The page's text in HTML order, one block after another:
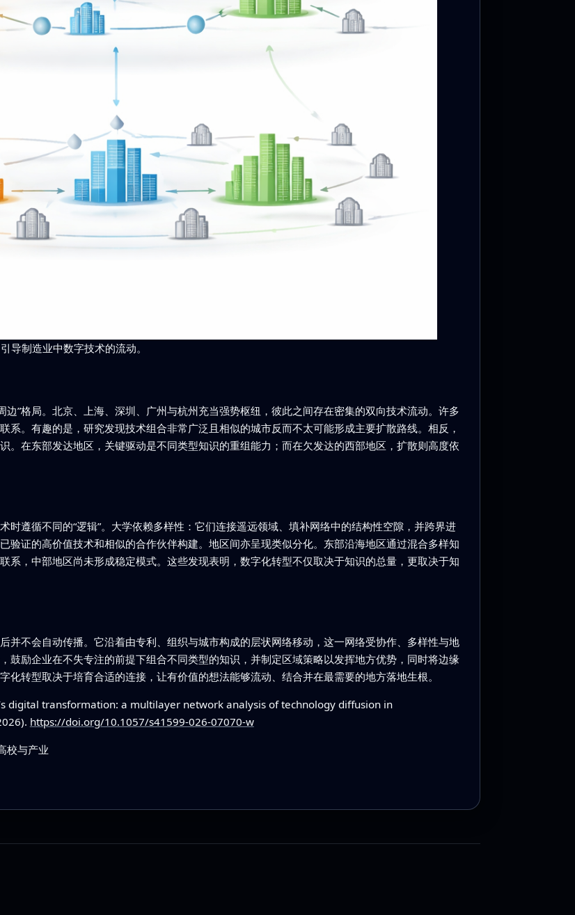
导制造业中数字技术的流动。
”格局。北京、上海、深圳、广州与杭州充当强势枢纽，彼此之间存在密集的双向技术流动。许多
系。有趣的是，研究发现技术组合非常广泛且相似的城市反而不太可能形成主要扩散路线。相反，
。在东部发达地区，关键驱动是不同类型知识的重组能力；而在欠发达的西部地区，扩散则高度依
时遵循不同的“逻辑”。大学依赖多样性：它们连接遥远领域、填补网络中的结构性空隙，并跨界进
验证的高价值技术和相似的合作伙伴构建。地区间亦呈现类似分化。东部沿海地区通过混合多样知
系，中部地区尚未形成稳定模式。这些发现表明，数字化转型不仅取决于知识的总量，更取决于知
并不会自动传播。它沿着由专利、组织与城市构成的层状网络移动，这一网络受协作、多样性与地
鼓励企业在不失专注的前提下组合不同类型的知识，并制定区域策略以发挥地方优势，同时将边缘
转型取决于培育合适的连接，让有价值的想法能够流动、结合并在最需要的地方落地生根。
digital transformation: a multilayer network analysis of technology diffusion in
https://doi.org/10.1057/s41599-026-07070-w
校与产业